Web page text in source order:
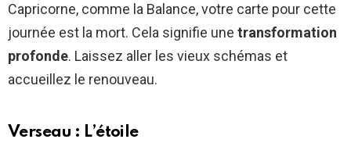
Capricorne, comme la Balance, votre carte pour cette
journée est la mort. Cela signifie une transformation
profonde. Laissez aller les vieux schémas et
accueillez le renouveau.
Verseau : L’étoile